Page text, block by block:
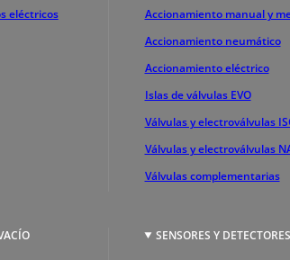
eléctricos
Accionamiento manual y
Accionamiento neumático
Accionamiento eléctrico
Islas de válvulas EVO
Válvulas y electroválvulas
Válvulas y electroválvulas
Válvulas complementarias
SENSORES Y DETECTORES